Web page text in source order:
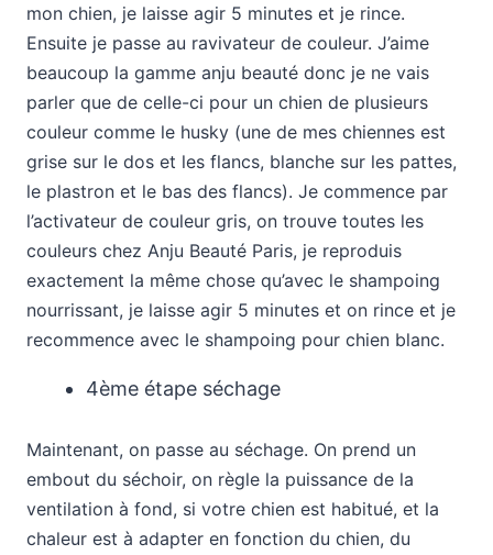
mon chien, je laisse agir 5 minutes et je rince.
Ensuite je passe au ravivateur de couleur. J’aime
beaucoup la gamme anju beauté donc je ne vais
parler que de celle-ci pour un chien de plusieurs
couleur comme le husky (une de mes chiennes est
grise sur le dos et les flancs, blanche sur les pattes,
le plastron et le bas des flancs). Je commence par
l’activateur de couleur gris, on trouve toutes les
couleurs chez Anju Beauté Paris, je reproduis
exactement la même chose qu’avec le shampoing
nourrissant, je laisse agir 5 minutes et on rince et je
recommence avec le shampoing pour chien blanc.
4ème étape séchage
Maintenant, on passe au séchage. On prend un
embout du séchoir, on règle la puissance de la
ventilation à fond, si votre chien est habitué, et la
chaleur est à adapter en fonction du chien, du